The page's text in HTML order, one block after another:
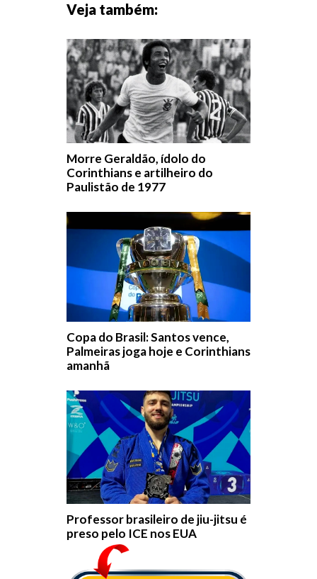
Veja também:
Morre Geraldão, ídolo do
Corinthians e artilheiro do
Paulistão de 1977
Copa do Brasil: Santos vence,
Palmeiras joga hoje e Corinthians
amanhã
Professor brasileiro de jiu-jitsu é
preso pelo ICE nos EUA